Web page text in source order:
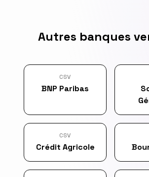
Autres banques
CSV
BNP Paribas
CSV
Crédit Agricole